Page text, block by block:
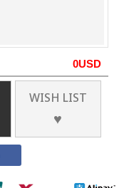
0USD
WISH LIST
♥